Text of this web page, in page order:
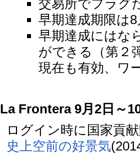
交易所でフラグ
早期達成期限は
早期達成にはな
ができる（第２
現在も有効、ワ
La Frontera 9月2日～
ログイン時に国家貢
史上空前の好景気